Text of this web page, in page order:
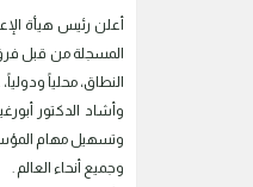
أعلن رئيس هيأة
النطاق، محلياً
وأشاد الدكتور
وتسهيل مهام
وجميع أنحاء العالم .